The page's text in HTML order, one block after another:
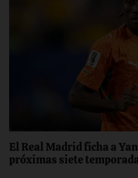
El Real Madrid ficha a
próximas siete